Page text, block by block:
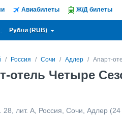
Авиабилеты Ж/Д билеты
Рубли (RUB)
Россия Сочи Адлер Апарт-
отель Четыре
28, лит. А Россия Сочи Адлер